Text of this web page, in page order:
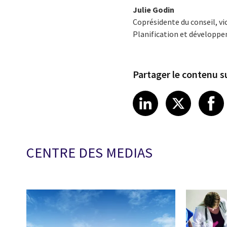
Julie Godin
Coprésidente du conseil,
Planification et
Partager le contenu
Share article
LinkedIn
Share
X
CENTRE DES MEDIAS